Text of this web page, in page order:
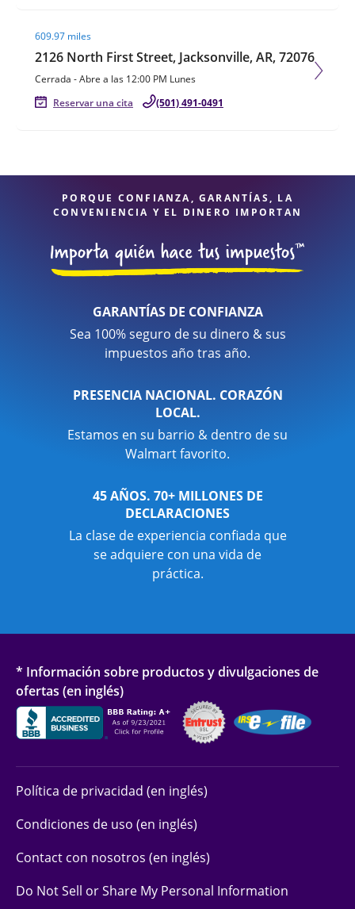
609.97 miles
2126 North First Street, Jacksonville, AR, 72076
Cerrada -Abre a las 12:00 PM Lunes
Reservar una cita
(501) 491-0491
PORQUE CONFIANZA, GARANTÍAS, LA
CONVENIENCIA Y EL DINERO IMPORTAN
GARANTÍAS DE CONFIANZA
Sea 100% seguro de su dinero & sus
impuestos año tras año.
PRESENCIA NACIONAL. CORAZÓN
LOCAL.
Estamos en su barrio & dentro de su
Walmart favorito.
45 AÑOS. 70+ MILLONES DE
DECLARACIONES
La clase de experiencia confiada que
se adquiere con una vida de
práctica.
* Información sobre productos y divulgaciones de
ofertas (en inglés)
Política de privacidad (en inglés)
Condiciones de uso (en inglés)
Contact con nosotros (en inglés)
Do Not Sell or Share My Personal Information